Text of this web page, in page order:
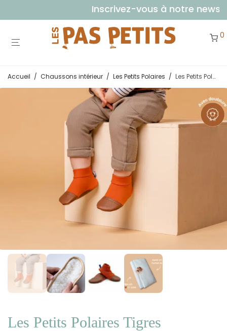
Inscrivez-vous à notre
0
Accueil / Chaussons intérieur / Les Petits Polaires / Les Petits Polaires Tigres
Les Petits Polaires Tigres